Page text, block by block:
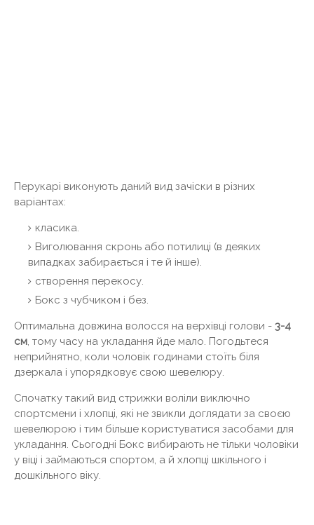
Перукарі виконують даний вид зачіски в різних
варіантах:
класика.
Виголювання скронь або потилиці (в деяких
випадках забирається і те й інше).
створення перекосу.
Бокс з чубчиком і без.
Оптимальна довжина волосся на верхівці голови - 3-4
см , тому часу на укладання йде мало. Погодьтеся
неприйнятно, коли чоловік годинами стоїть біля
дзеркала і упорядковує свою шевелюру.
Спочатку такий вид стрижки воліли виключно
спортсмени і хлопці, які не звикли доглядати за своєю
шевелюрою і тим більше користуватися засобами для
укладання. Сьогодні Бокс вибирають не тільки чоловіки
у віці і займаються спортом, а й хлопці шкільного і
дошкільного віку.